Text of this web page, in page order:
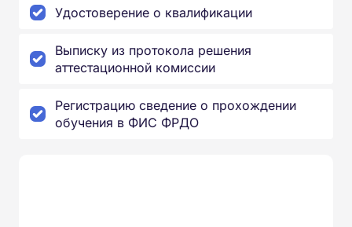
Удостоверение о квалификации
Выписку из протокола решения
аттестационной комиссии
Регистрацию сведение о прохождении
обучения в ФИС ФРДО